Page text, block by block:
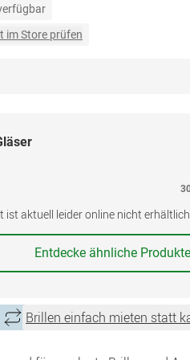
im Store prüfen
ist aktuell leider online nicht erhältlich
Entdecke ähnliche Produkte
Brillen einfach mieten statt